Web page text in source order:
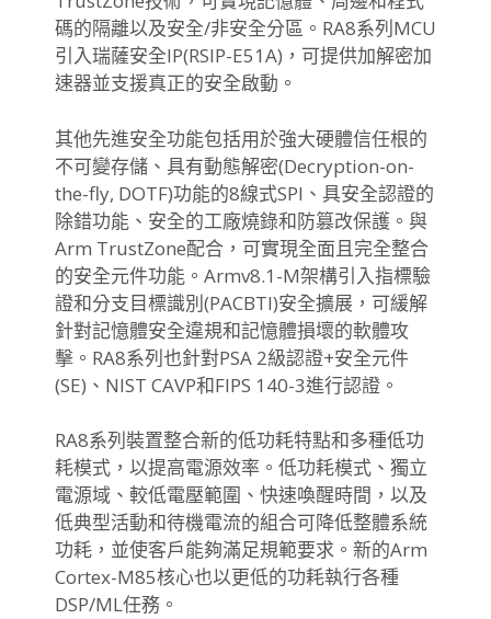
碼的隔離以及安全/非安全分區。 RA8系列MCU
引入瑞薩安全IP(RSIP-E51A)， 可提供加解密加
速器並支援真正的安全啟動。
其他先進安全功能包括用於強大硬體信任根的
不可變存儲、 具有動態解密(Decryption-on-
the-fly, DOTF)功能的8線式SPI、具安全認證的
除錯功能、 安全的工廠燒錄和防篡改保護。與
Arm TrustZone配合，可實現全面且完全整合
的安全元件功能。 Armv8.1-M架構引入指標驗
證和分支目標識別(PACBTI)安全擴展， 可緩解
針對記憶體安全違規和記憶體損壞的軟體攻
擊。 RA8系列也針對PSA 2級認證+安全元件
(SE)、NIST CAVP和FIPS 140-3進行認證。
RA8系列裝置整合新的低功耗特點和多種低功
耗模式， 以提高電源效率。低功耗模式、獨立
電源域、較低電壓範圍、 快速喚醒時間， 以及
低典型活動和待機電流的組合可降低整體系統
功耗， 並使客戶能夠滿足規範要求。新的Arm
Cortex-M85核心也以更低的功耗執行各種
DSP/ML任務。